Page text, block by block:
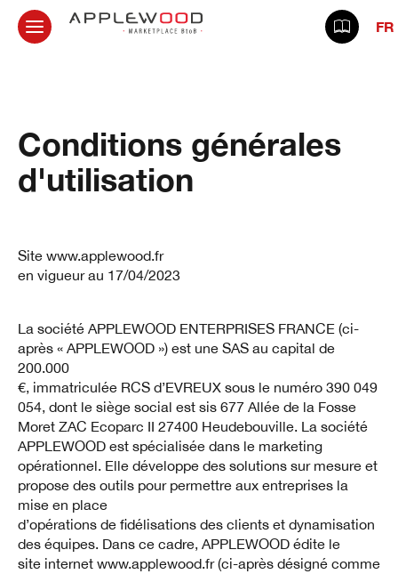
FR
Conditions générales
d'utilisation
Site www.applewood.fr
en vigueur au 17/04/2023
La société APPLEWOOD ENTERPRISES FRANCE (ci-
après « APPLEWOOD ») est une SAS au capital de
200.000
€, immatriculée RCS d’EVREUX sous le numéro 390 049
054, dont le siège social est sis 677 Allée de la Fosse
Moret ZAC Ecoparc II 27400 Heudebouville. La société
APPLEWOOD est spécialisée dans le marketing
opérationnel. Elle développe des solutions sur mesure et
propose des outils pour permettre aux entreprises la
mise en place
d’opérations de fidélisations des clients et dynamisation
des équipes. Dans ce cadre, APPLEWOOD édite le
site internet www.applewood.fr (ci-après désigné comme